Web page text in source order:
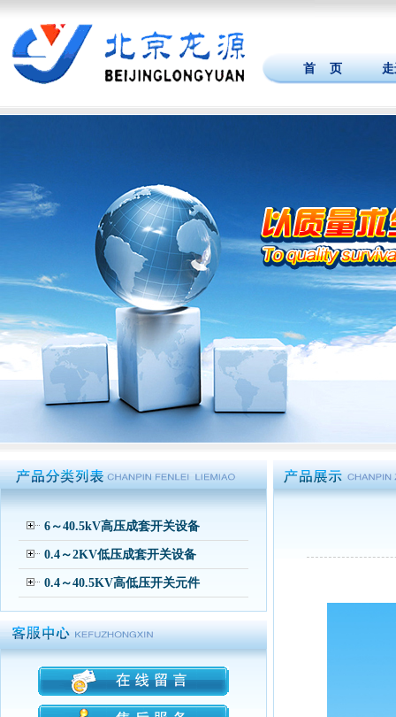
首 页
6～40.5kV高压成套开关设备
0.4～2KV低压成套开关设备
0.4～40.5KV高低压开关元件